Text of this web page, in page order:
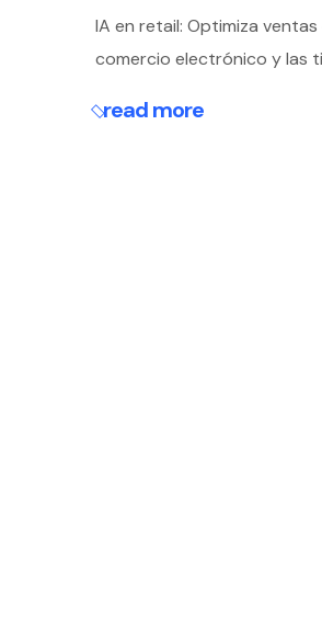
IA en retail: Optimiza
comercio electrónico y las
read more